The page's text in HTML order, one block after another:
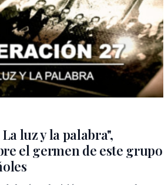
luz y la palabra",
el germen de este grupo